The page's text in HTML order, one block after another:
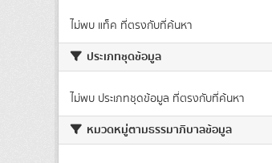
ไม่พบ แท็ค ที่ตรงกับที่ค้นหา
ประเภทชุดข้อมูล
ไม่พบ ประเภทชุดข้อมูล ที่ตรงกับที่ค้นหา
หมวดหมู่ตามธรรมาภิบาลข้อมูล